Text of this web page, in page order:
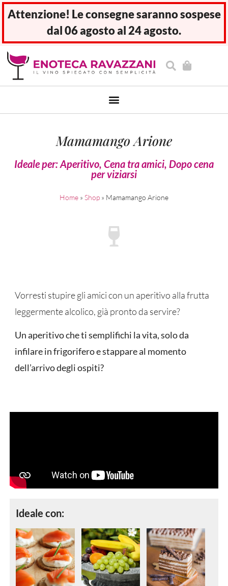
Attenzione! Le consegne saranno sospese
dal 06 agosto al 24 agosto.
Mamamango Arione
Ideale per:Aperitivo, Cena tra amici, Dopo cena
per viziarsi
Home » Shop » Mamamango Arione
Vorresti stupire gli amici con un aperitivo alla frutta
leggermente alcolico, già pronto da servire?
Un aperitivo che ti semplifichi la vita, solo da
infilare in frigorifero e stappare al momento
dell’arrivo degli ospiti?
Ideale con: